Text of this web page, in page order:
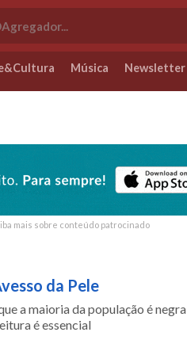
Música Newsletter
mais sobre conteúdo patrocinado
mais sobre conteúdo patrocinado
da Pele
a maioria da população é negra
é essencial